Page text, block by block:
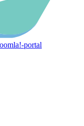
portal